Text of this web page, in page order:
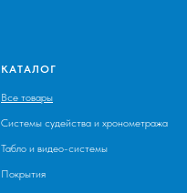
КАТАЛОГ
Все товары
Системы судейства и хронометража
Табло и видео-системы
Покрытия